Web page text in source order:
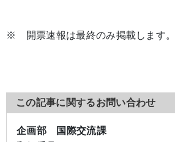
※ 開票速報は最終のみ掲載します。
この記事に関するお問い合わせ
企画部 国際交流課